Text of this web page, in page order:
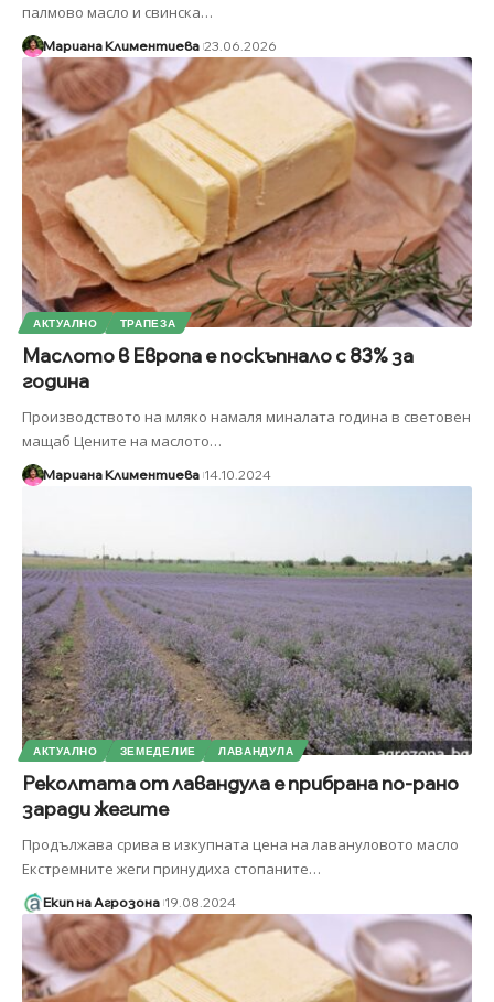
палмово масло и свинска…
Мариана Климентиева 23.06.2026
АКТУАЛНО ТРАПЕЗА
Маслото в Европа е поскъпнало с 83% за
година
Производството на мляко намаля миналата година в световен
мащаб Цените на маслото…
Мариана Климентиева 14.10.2024
АКТУАЛНО ЗЕМЕДЕЛИЕ ЛАВАНДУЛА
Реколтата от лавандула е прибрана по-рано
заради жегите
Продължава срива в изкупната цена на лавануловото масло
Екстремните жеги принудиха стопаните…
Екип на Агрозона 19.08.2024